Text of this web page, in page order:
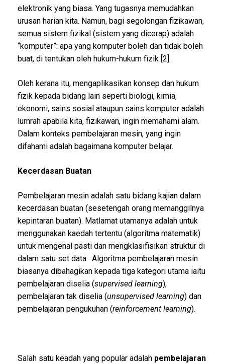
elektronik yang biasa. Yang tugasnya memudahkan
urusan harian kita. Namun, bagi segolongan fizikawan,
semua sistem fizikal (sistem yang dicerap) adalah
“komputer”: apa yang komputer boleh dan tidak boleh
buat, di tentukan oleh hukum-hukum fizik [2].
Oleh kerana itu, mengaplikasikan konsep dan hukum
fizik kepada bidang lain seperti biologi, kimia,
ekonomi, sains sosial ataupun sains komputer adalah
lumrah apabila kita, fizikawan, ingin memahami alam.
Dalam konteks pembelajaran mesin, yang ingin
difahami adalah bagaimana komputer belajar.
Kecerdasan Buatan
Pembelajaran mesin adalah satu bidang kajian dalam
kecerdasan buatan (sesetengah orang memanggilnya
kepintaran buatan). Matlamat utamanya adalah untuk
menggunakan kaedah tertentu (algoritma matematik)
untuk mengenal pasti dan mengklasifisikan struktur di
dalam satu set data. Algoritma pembelajaran mesin
biasanya dibahagikan kepada tiga kategori utama iaitu
pembelajaran diselia (supervised learning),
pembelajaran tak diselia (unsupervised learning) dan
pembelajaran pengukuhan (reinforcement learning).
Salah satu keadah yang popular adalah pembelajaran